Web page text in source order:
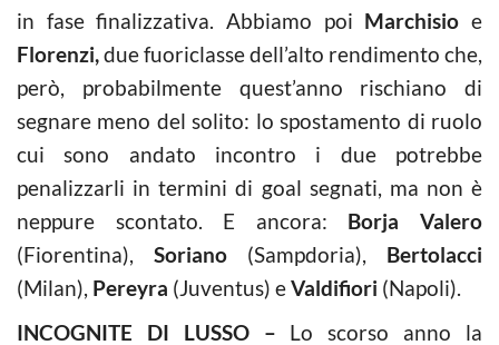
in fase finalizzativa. Abbiamo poi Marchisio e
Florenzi,due fuoriclasse dell’alto rendimento che,
però, probabilmente quest’anno rischiano di
segnare meno del solito: lo spostamento di ruolo
cui sono andato incontro i due potrebbe
penalizzarli in termini di goal segnati, ma non è
neppure scontato. E ancora: Borja Valero
(Fiorentina), Soriano (Sampdoria), Bertolacci
(Milan), Pereyra (Juventus) eValdifiori (Napoli).
INCOGNITE DI LUSSO – Lo scorso anno la